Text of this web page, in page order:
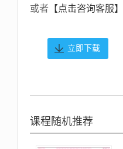
或者 【点击咨询客服】
立即下载
课程随机推荐